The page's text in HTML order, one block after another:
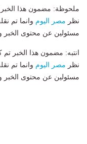
ملحوظة: مضمون هذا الخبر
نظر مصر اليوم وانما تم
مسئولين عن محتوى الخبر
انتبه: مضمون هذا الخبر تم
نظر مصر اليوم وانما تم
مسئولين عن محتوى الخبر